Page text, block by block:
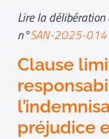
Lire la
n°SAN-2025-014
Clause
préjudice